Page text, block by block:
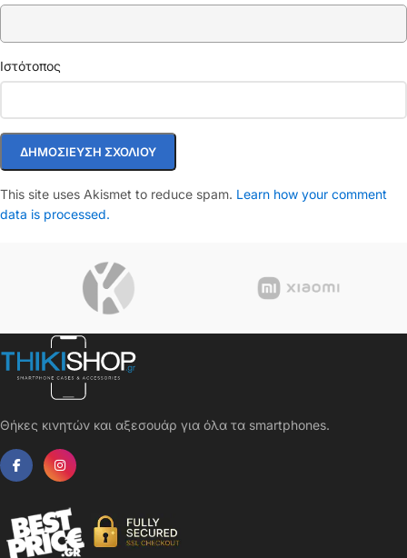
Ιστότοπος
This site uses Akismet to reduce spam. Learn how your comment
data is processed.
Θήκες κινητών και αξεσουάρ για όλα τα smartphones.